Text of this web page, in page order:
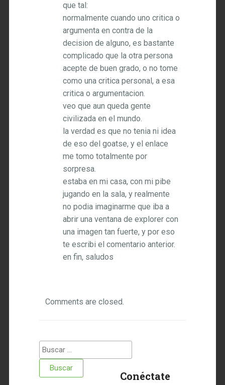
que tal:
normalmente cuando uno critica o
argumenta en contra de la
decision de alguno, es bastante
complicado que la otra persona
acepte de buen grado, o no tome
como una critica personal, a esa
critica o argumentacion.
veo que aun queda gente
civilizada en el mundo.
la verdad es que no tenia ni idea
de eso del goatse, y el enlace
me tomo totalmente por
sorpresa.
estaba en mi casa, con mi pibe
jugando en la sala, y realmente
no podia imaginarme que iba a
abrir una ventana de explorer con
una imagen tan fuerte, y por eso
te escribi el comentario anterior.
en fin, saludos
Comments are closed.
Buscar:
Conéctate